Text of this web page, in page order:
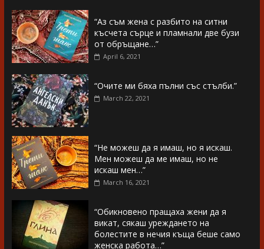
“Аз съм жена с разбито на ситни
късчета сърце и пламнали две бузи
от обръщане…”
April 6, 2021
“Очите ми бяха пълни със стълби.”
March 22, 2021
“Не можеш да я имаш, но я искаш.
Мен можеш да ме имаш, но не
искаш мен…”
March 16, 2021
“Обикновено пращаха жени да я
викат, сякаш уреждането на
болестите в нечия къща беше само
женска работа…”